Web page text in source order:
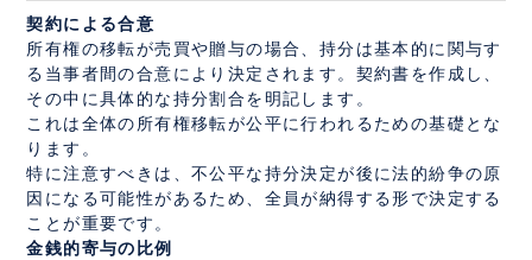
契約による合意
所有権の移転が売買や贈与の場合、持分は基本的に関与す
る当事者間の合意により決定されます。契約書を作成し、
その中に具体的な持分割合を明記します。
これは全体の所有権移転が公平に行われるための基礎とな
ります。
特に注意すべきは、不公平な持分決定が後に法的紛争の原
因になる可能性があるため、全員が納得する形で決定する
ことが重要です。
金銭的寄与の比例